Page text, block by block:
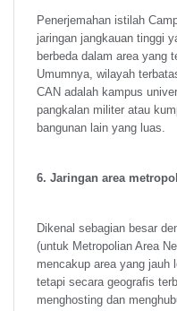
Penerjemahan istilah
jaringan jangkauan tinggi
berbeda dalam area yang
Umumnya, wilayah
CAN adalah kampus
pangkalan militer atau
bangunan lain yang luas.
6. Jaringan area
Dikenal sebagian besar
(untuk Metropolian Area
mencakup area yang jauh
tetapi secara geografis
menghosting dan